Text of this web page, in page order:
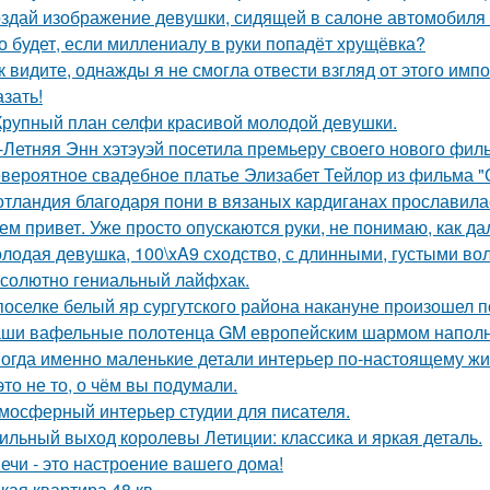
изображение девушки, сидящей в салоне
будет, если миллениалу в руки попадёт хрущёвка?
видите, однажды я не смогла отвести взгляд от этого
план селфи красивой молодой девушки.
Энн хэтэуэй посетила премьеру своего нового
свадебное платье Элизабет Тейлор из фильма
благодаря пони в вязаных кардиганах
привет. Уже просто опускаются руки, не понимаю, как
девушка, 100\xA9 сходство, с длинными, густыми
гениальный лайфхак.
белый яр сургутского района накануне
вафельные полотенца GM европейским шармом
именно маленькие детали интерьер по-настоящему
не то, о чём вы подумали.
интерьер студии для писателя.
выход королевы Летиции: классика и яркая деталь.
- это настроение вашего дома!